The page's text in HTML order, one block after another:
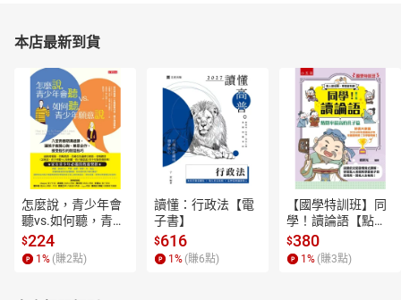
本店最新到貨
怎麼說，青少年會
聽vs.如何聽，青少
年願意說【電子
書】
$224
1% (賺2點)
讀懂：行政法【電
子書】
$616
1% (賺6點)
【國學特訓班】同
學！讀論語【點閱
率最高的孔子篇】
逗趣的文配圖情境
式講解，學習聖人
$380
1% (賺3點)